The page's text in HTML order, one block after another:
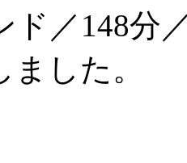
ド／148分
ました。